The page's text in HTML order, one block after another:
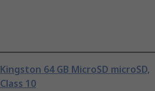
Kingston 64 GB MicroSD microSD,
Class 10